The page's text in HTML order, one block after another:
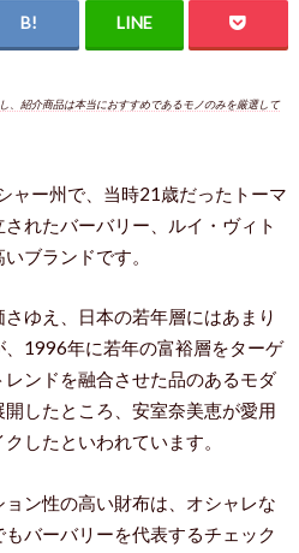
、紹介商品は本当におすすめであるモノのみを厳選して
ャー州で、当時21歳だったトーマ
れたバーバリー、ルイ・ヴィト
ブランドです。
ゆえ、日本の若年層にはあまり
1996年に若年の富裕層をターゲ
ンドを融合させた品のあるモダ
したところ、安室奈美恵が愛用
したといわれています。
ン性の高い財布は、オシャレな
バーバリーを代表するチェック